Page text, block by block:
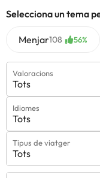
Selecciona un tema
Menjar108 56%
Valoracions
Tots
Idiomes
Tots
Tipus de viatger
Tots